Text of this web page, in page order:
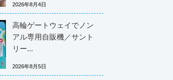
2026年8月4日
高輪ゲートウェイでノン
アル専用自販機／サント
リー...
2026年8月5日